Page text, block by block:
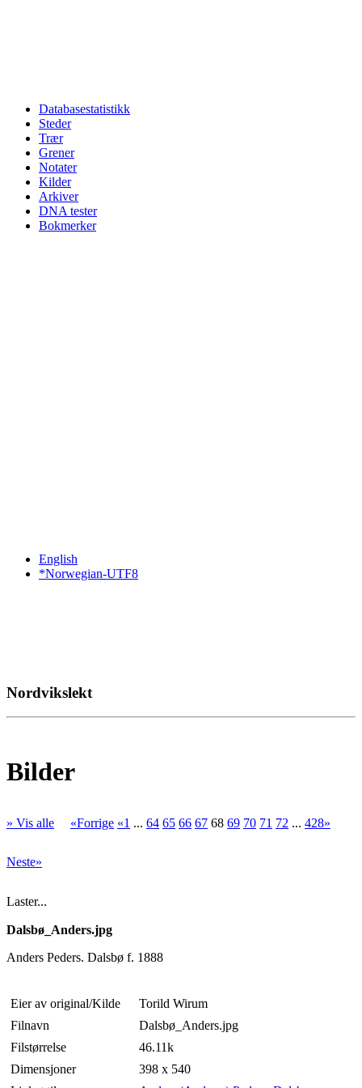
Databasestatistikk
Steder
Trær
Grener
Notater
Kilder
Arkiver
DNA tester
Bokmerker
English
*Norwegian-UTF8
Nordvikslekt
Bilder
» Vis alle «Forrige «1 ... 64 65 66 67 68 69 70 71 72 ... 428»
Neste»
Laster...
Dalsbø_Anders.jpg
Anders Peders. Dalsbø f. 1888
Eier av original/Kilde
Torild Wirum
Filnavn
Dalsbø_Anders.jpg
Filstørrelse
46.11k
Dimensjoner
398 x 540